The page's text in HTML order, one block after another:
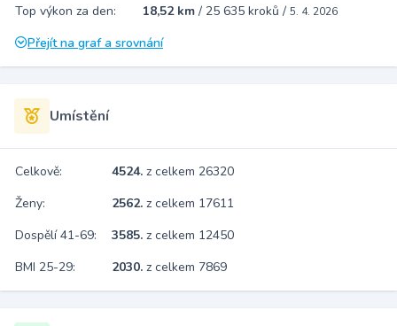
Top výkon za den:
18,52 km / 25 635 kroků / 5. 4. 2026
Přejít na graf a srovnání
Umístění
Celkově: 4524. z celkem 26320
Ženy:
2562. z celkem 17611
Dospělí 41-69:
3585. z celkem 12450
BMI 25-29:
2030. z celkem 7869